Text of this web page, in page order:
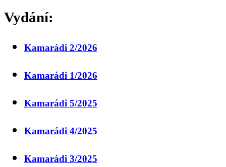
Vydání:
Kamarádi 2/2026
Kamarádi 1/2026
Kamarádi 5/2025
Kamarádi 4/2025
Kamarádi 3/2025